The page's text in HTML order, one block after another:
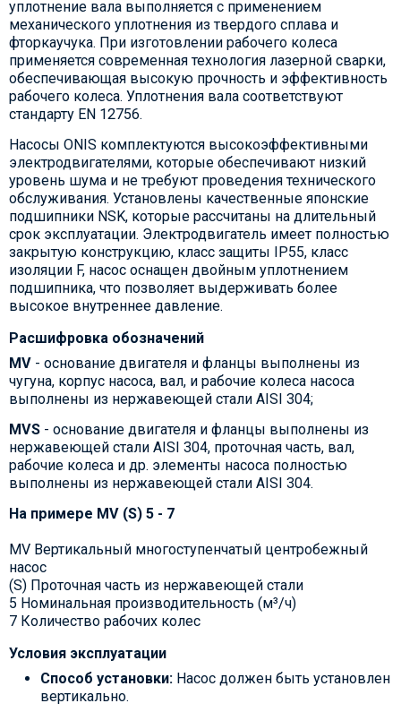
уплотнение вала выполняется с применением
механического уплотнения из твердого сплава и
фторкаучука. При изготовлении рабочего колеса
применяется современная технология лазерной сварки,
обеспечивающая высокую прочность и эффективность
рабочего колеса. Уплотнения вала соответствуют
стандарту EN 12756.
Насосы ONIS комплектуются высокоэффективными
электродвигателями, которые обеспечивают низкий
уровень шума и не требуют проведения технического
обслуживания. Установлены качественные японские
подшипники NSK, которые рассчитаны на длительный
срок эксплуатации. Электродвигатель имеет полностью
закрытую конструкцию, класс защиты IP55, класс
изоляции F, насос оснащен двойным уплотнением
подшипника, что позволяет выдерживать более
высокое внутреннее давление.
Расшифровка обозначений
MV- основание двигателя и фланцы выполнены из
чугуна, корпус насоса, вал, и рабочие колеса насоса
выполнены из нержавеющей стали AISI 304;
MVS- основание двигателя и фланцы выполнены из
нержавеющей стали AISI 304, проточная часть, вал,
рабочие колеса и др. элементы насоса полностью
выполнены из нержавеющей стали AISI 304.
На примере MV (S) 5 - 7
MV Вертикальный многоступенчатый центробежный
насос
(S) Проточная часть из нержавеющей стали
5 Номинальная производительность (м³/ч)
7 Количество рабочих колес
Условия эксплуатации
Способ установки:Насос должен быть установлен
вертикально.